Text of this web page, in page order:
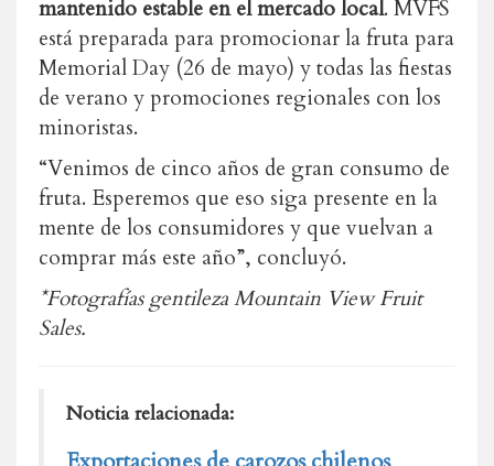
mantenido estable en el mercado local. MVFS
está preparada para promocionar la fruta para
Memorial Day (26 de mayo) y todas las fiestas
de verano y promociones regionales con los
minoristas.
“Venimos de cinco años de gran consumo de
fruta. Esperemos que eso siga presente en la
mente de los consumidores y que vuelvan a
comprar más este año”, concluyó.
*Fotografías gentilezaMountain View Fruit
Sales.
Noticia relacionada: